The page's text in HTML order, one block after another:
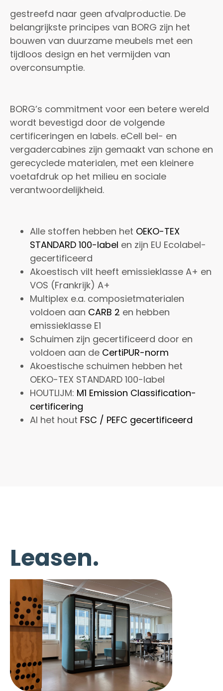
gestreefd naar geen afvalproductie. De
belangrijkste principes van BORG zijn het
bouwen van duurzame meubels met een
tijdloos design en het vermijden van
overconsumptie.
BORG’s commitment voor een betere wereld
wordt bevestigd door de volgende
certificeringen en labels. eCell bel- en
vergadercabines zijn gemaakt van schone en
gerecyclede materialen, met een kleinere
voetafdruk op het milieu en sociale
verantwoordelijkheid.
Alle stoffen hebben het OEKO-TEX
STANDARD 100-label en zijn EU Ecolabel-
gecertificeerd
Akoestisch vilt heeft emissieklasse A+ en
VOS (Frankrijk) A+
Multiplex e.a. composietmaterialen
voldoen aan CARB 2 en hebben
emissieklasse E1
Schuimen zijn gecertificeerd door en
voldoen aan de CertiPUR-norm
Akoestische schuimen hebben het
OEKO-TEX STANDARD 100-label
HOUTLIJM: M1 Emission Classification-
certificering
Al het hout FSC / PEFC gecertificeerd
Leasen.